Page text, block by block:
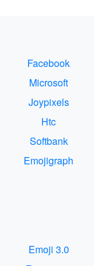
Facebook
Microsoft
Joypixels
Htc
Softbank
Emojigraph
Emoji 3.0